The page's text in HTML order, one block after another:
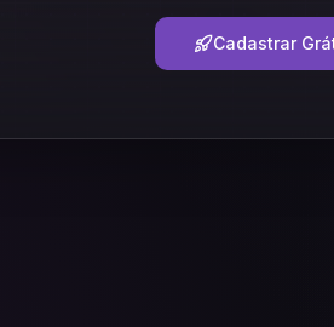
Cadastrar